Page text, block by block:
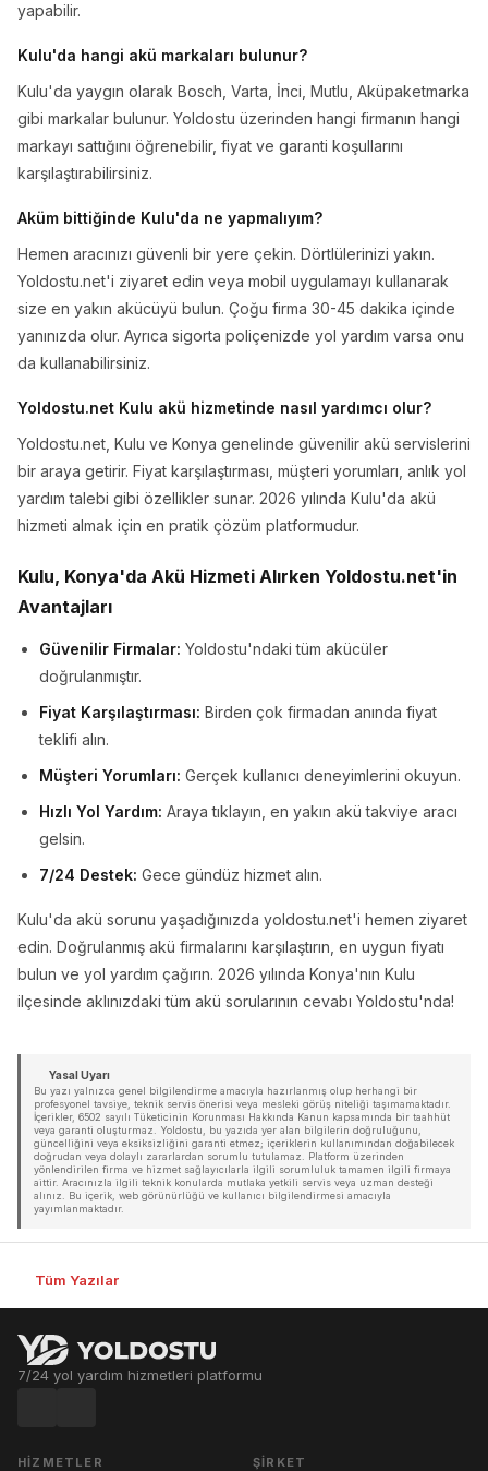
yapabilir.
Kulu'da hangi akü markaları bulunur?
Kulu'da yaygın olarak Bosch, Varta, İnci, Mutlu, Aküpaketmarka
gibi markalar bulunur. Yoldostu üzerinden hangi firmanın hangi
markayı sattığını öğrenebilir, fiyat ve garanti koşullarını
karşılaştırabilirsiniz.
Aküm bittiğinde Kulu'da ne yapmalıyım?
Hemen aracınızı güvenli bir yere çekin. Dörtlülerinizi yakın.
Yoldostu.net'i ziyaret edin veya mobil uygulamayı kullanarak
size en yakın akücüyü bulun. Çoğu firma 30-45 dakika içinde
yanınızda olur. Ayrıca sigorta poliçenizde yol yardım varsa onu
da kullanabilirsiniz.
Yoldostu.net Kulu akü hizmetinde nasıl yardımcı olur?
Yoldostu.net, Kulu ve Konya genelinde güvenilir akü servislerini
bir araya getirir. Fiyat karşılaştırması, müşteri yorumları, anlık yol
yardım talebi gibi özellikler sunar. 2026 yılında Kulu'da akü
hizmeti almak için en pratik çözüm platformudur.
Kulu, Konya'da Akü Hizmeti Alırken Yoldostu.net'in
Avantajları
Güvenilir Firmalar: Yoldostu'ndaki tüm akücüler
doğrulanmıştır.
Fiyat Karşılaştırması: Birden çok firmadan anında fiyat
teklifi alın.
Müşteri Yorumları: Gerçek kullanıcı deneyimlerini okuyun.
Hızlı Yol Yardım: Araya tıklayın, en yakın akü takviye aracı
gelsin.
7/24 Destek: Gece gündüz hizmet alın.
Kulu'da akü sorunu yaşadığınızda yoldostu.net'i hemen ziyaret
edin. Doğrulanmış akü firmalarını karşılaştırın, en uygun fiyatı
bulun ve yol yardım çağırın. 2026 yılında Konya'nın Kulu
ilçesinde aklınızdaki tüm akü sorularının cevabı Yoldostu'nda!
Yasal Uyarı
Bu yazı yalnızca genel bilgilendirme amacıyla hazırlanmış olup herhangi bir
profesyonel tavsiye, teknik servis önerisi veya mesleki görüş niteliği taşımamaktadır.
İçerikler, 6502 sayılı Tüketicinin Korunması Hakkında Kanun kapsamında bir taahhüt
veya garanti oluşturmaz. Yoldostu, bu yazıda yer alan bilgilerin doğruluğunu,
güncelliğini veya eksiksizliğini garanti etmez; içeriklerin kullanımından doğabilecek
doğrudan veya dolaylı zararlardan sorumlu tutulamaz. Platform üzerinden
yönlendirilen firma ve hizmet sağlayıcılarla ilgili sorumluluk tamamen ilgili firmaya
aittir. Aracınızla ilgili teknik konularda mutlaka yetkili servis veya uzman desteği
alınız. Bu içerik, web görünürlüğü ve kullanıcı bilgilendirmesi amacıyla
yayımlanmaktadır.
Tüm Yazılar
7/24 yol yardım hizmetleri platformu
HIZMETLER ŞIRKET